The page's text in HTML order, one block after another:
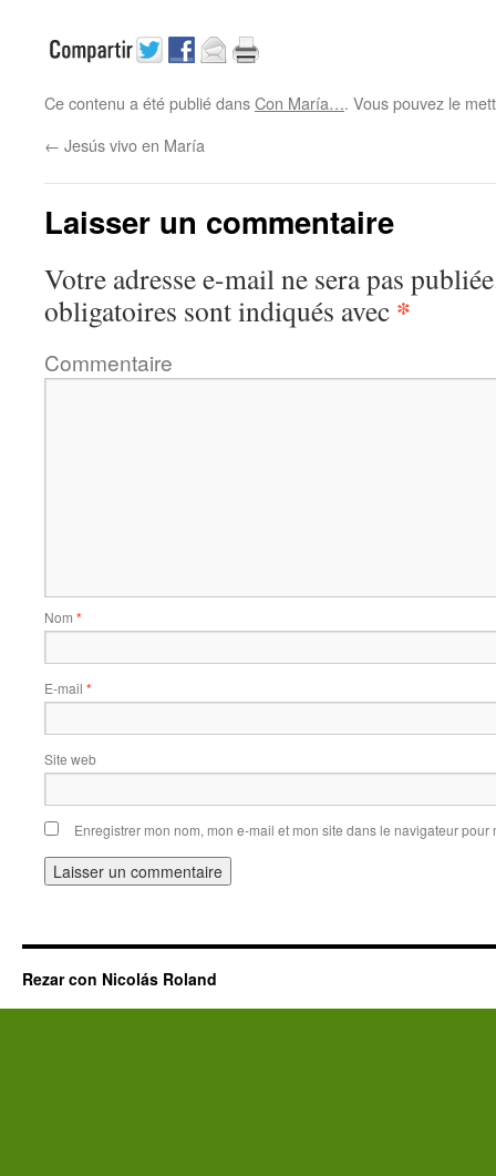
Ce contenu a été publié dansCon María…. Vous pouvez le
← Jesús vivo en María
Laisser un commentaire
Votre adresse e-mail ne sera pas
obligatoires sont indiqués avec *
Commentaire
Nom *
E-mail *
Site web
Enregistrer mon nom, mon e-mail et mon site dans le navigateur
Rezar con Nicolás Roland